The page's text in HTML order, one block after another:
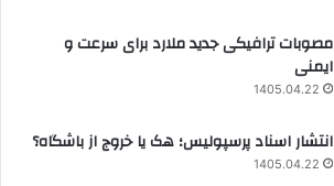
مصوبات ترافیکی جدید ملارد برای سرعت و
ایمنی
1405.04.22
انتشار اسناد پرسپولیس؛ هک یا خروج از باشگاه؟
1405.04.22